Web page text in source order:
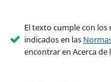
El texto cumple con
indicados en las
encontrar en Acerca de